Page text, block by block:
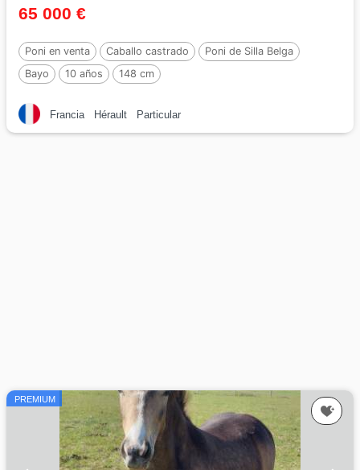
65 000 €
Poni en venta Caballo castrado
Poni de Silla Belga
Bayo
10 años 148 cm
Francia Hérault Particular
PREMIUM